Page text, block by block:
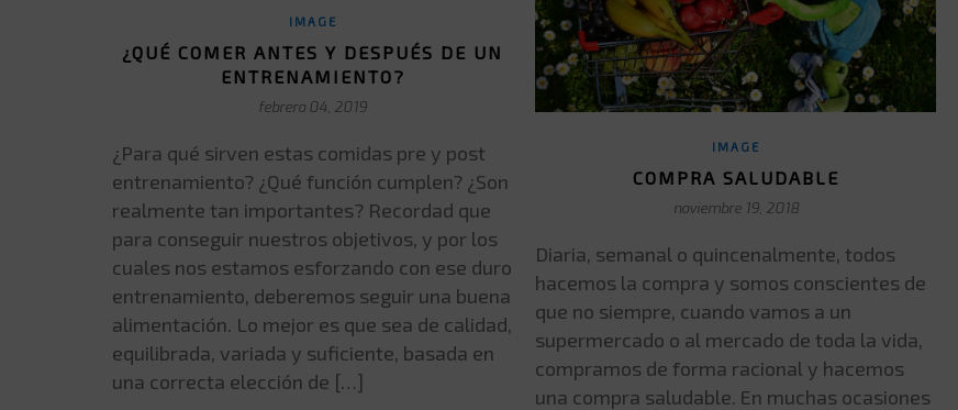
IMAGE
¿QUÉ COMER ANTES Y DESPUÉS DE UN
ENTRENAMIENTO?
febrero 04, 2019
¿Para qué sirven estas comidas pre y post
entrenamiento? ¿Qué función cumplen? ¿Son
realmente tan importantes? Recordad que
para conseguir nuestros objetivos, y por los
cuales nos estamos esforzando con ese duro
entrenamiento, deberemos seguir una buena
alimentación. Lo mejor es que sea de calidad,
equilibrada, variada y suficiente, basada en
una correcta elección de […]
IMAGE
COMPRA SALUDABLE
noviembre 19, 2018
Diaria, semanal o quincenalmente, todos
hacemos la compra y somos conscientes de
que no siempre, cuando vamos a un
supermercado o al mercado de toda la vida,
compramos de forma racional y hacemos
una compra saludable. En muchas ocasiones